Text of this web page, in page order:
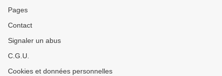
Pages
Contact
Signaler un abus
C.G.U.
Cookies et données personnelles